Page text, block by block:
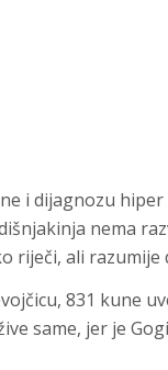
i dijagnozu
nema
riječi, ali razumije
831 kune
same, jer je